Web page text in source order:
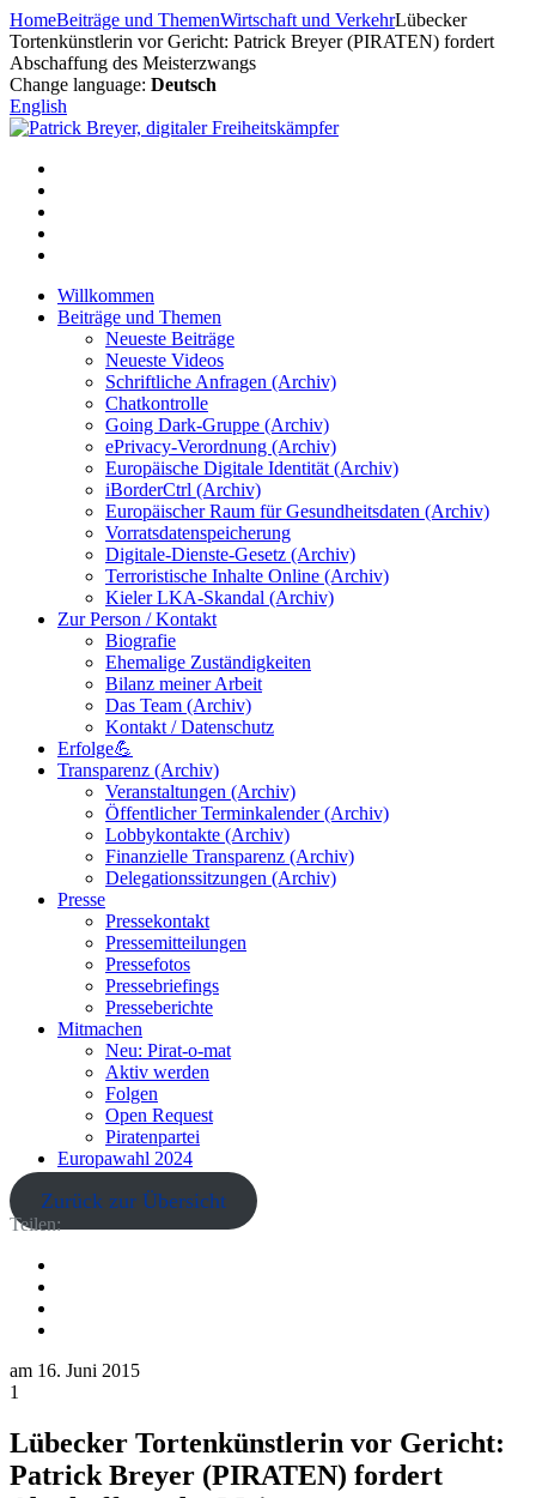
Zum
Inhalt
springen
HomeBeiträge und ThemenWirtschaft und VerkehrLübecker
Tortenkünstlerin vor Gericht: Patrick Breyer (PIRATEN) fordert
Abschaffung des Meisterzwangs
Change language: Deutsch
English
Willkommen
Beiträge und Themen
Neueste Beiträge
Neueste Videos
Schriftliche Anfragen (Archiv)
Chatkontrolle
Going Dark-Gruppe (Archiv)
ePrivacy-Verordnung (Archiv)
Europäische Digitale Identität (Archiv)
iBorderCtrl (Archiv)
Europäischer Raum für Gesundheitsdaten (Archiv)
Vorratsdatenspeicherung
Digitale-Dienste-Gesetz (Archiv)
Terroristische Inhalte Online (Archiv)
Kieler LKA-Skandal (Archiv)
Zur Person / Kontakt
Biografie
Ehemalige Zuständigkeiten
Bilanz meiner Arbeit
Das Team (Archiv)
Kontakt / Datenschutz
Erfolge💪
Transparenz (Archiv)
Veranstaltungen (Archiv)
Öffentlicher Terminkalender (Archiv)
Lobbykontakte (Archiv)
Finanzielle Transparenz (Archiv)
Delegationssitzungen (Archiv)
Presse
Pressekontakt
Pressemitteilungen
Pressefotos
Pressebriefings
Presseberichte
Mitmachen
Neu: Pirat-o-mat
Aktiv werden
Folgen
Open Request
Piratenpartei
Europawahl 2024
Zurück zur Übersicht
Teilen:
am 16. Juni 2015
1
Lübecker Tortenkünstlerin vor Gericht:
Patrick Breyer (PIRATEN) fordert